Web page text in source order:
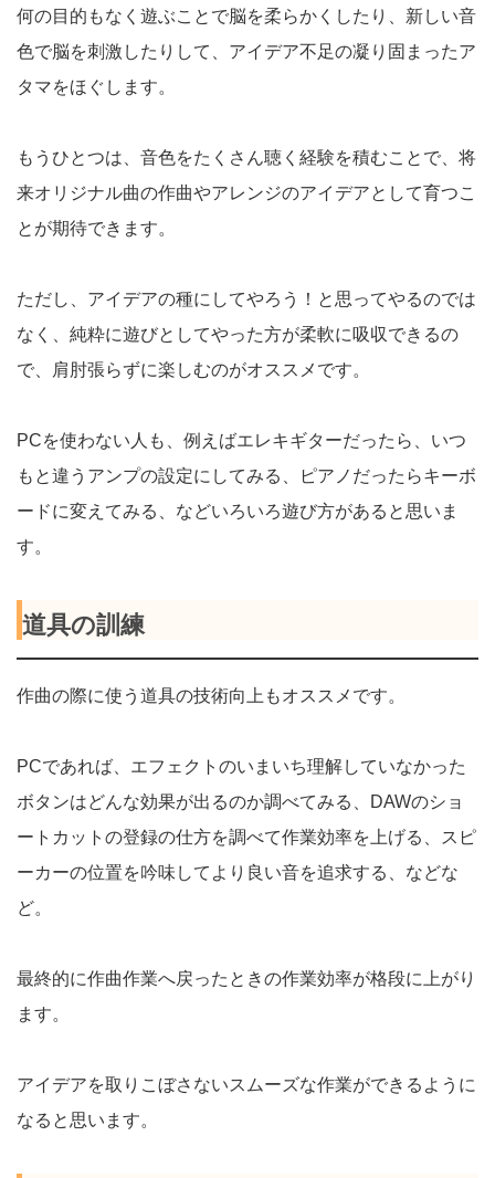
何の目的もなく遊ぶことで脳を柔らかくしたり、新しい音
色で脳を刺激したりして、アイデア不足の凝り固まったア
タマをほぐします。
もうひとつは、音色をたくさん聴く経験を積むことで、将
来オリジナル曲の作曲やアレンジのアイデアとして育つこ
とが期待できます。
ただし、アイデアの種にしてやろう！と思ってやるのでは
なく、純粋に遊びとしてやった方が柔軟に吸収できるの
で、肩肘張らずに楽しむのがオススメです。
PCを使わない人も、例えばエレキギターだったら、いつ
もと違うアンプの設定にしてみる、ピアノだったらキーボ
ードに変えてみる、などいろいろ遊び方があると思いま
す。
道具の訓練
作曲の際に使う道具の技術向上もオススメです。
PCであれば、エフェクトのいまいち理解していなかった
ボタンはどんな効果が出るのか調べてみる、DAWのショ
ートカットの登録の仕方を調べて作業効率を上げる、スピ
ーカーの位置を吟味してより良い音を追求する、などな
ど。
最終的に作曲作業へ戻ったときの作業効率が格段に上がり
ます。
アイデアを取りこぼさないスムーズな作業ができるように
なると思います。